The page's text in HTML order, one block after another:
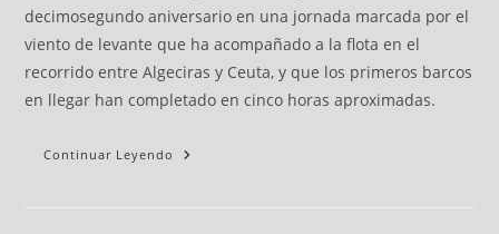
decimosegundo aniversario en una jornada marcada por el
viento de levante que ha acompañado a la flota en el
recorrido entre Algeciras y Ceuta, y que los primeros barcos
en llegar han completado en cinco horas aproximadas.
Continuar Leyendo